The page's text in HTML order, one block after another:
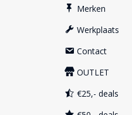
Merken
Werkplaats
Contact
OUTLET
€25,- deals